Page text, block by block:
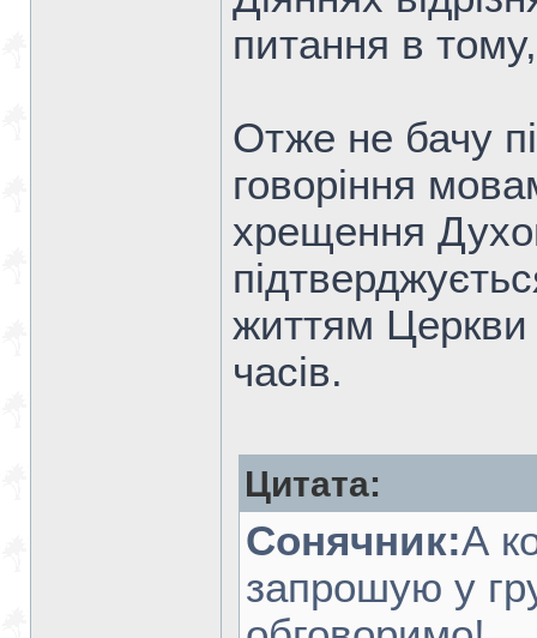
питання в
Отже не бачу
говоріння
хрещення
життям Церкви
часів.
Цитата:
Сонячник:А
запрошую у